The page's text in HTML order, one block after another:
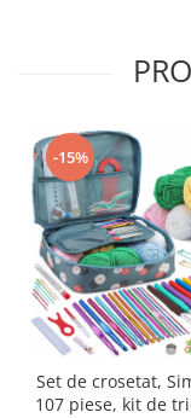
-15%
Set de crosetat,
107 piese, kit de